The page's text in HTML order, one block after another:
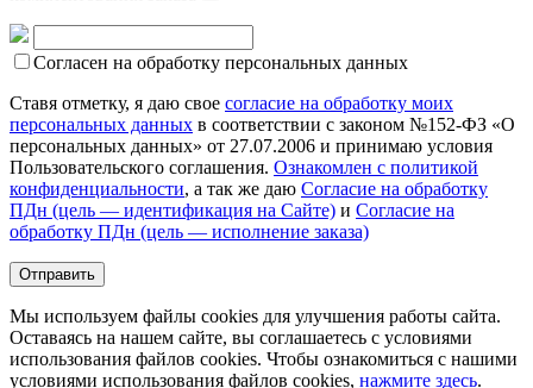
Согласен на обработку персональных данных
Ставя отметку, я даю свое согласие на обработку моих
персональных данных в соответствии с законом №152-ФЗ «О
персональных данных» от 27.07.2006 и принимаю условия
Пользовательского соглашения. Ознакомлен с политикой
конфиденциальности, а так же даю Согласие на обработку
ПДн (цель — идентификация на Сайте) и Согласие на
обработку ПДн (цель — исполнение заказа)
Мы используем файлы cookies для улучшения работы сайта.
Оставаясь на нашем сайте, вы соглашаетесь с условиями
использования файлов cookies. Чтобы ознакомиться с нашими
условиями использования файлов cookies, нажмите здесь.